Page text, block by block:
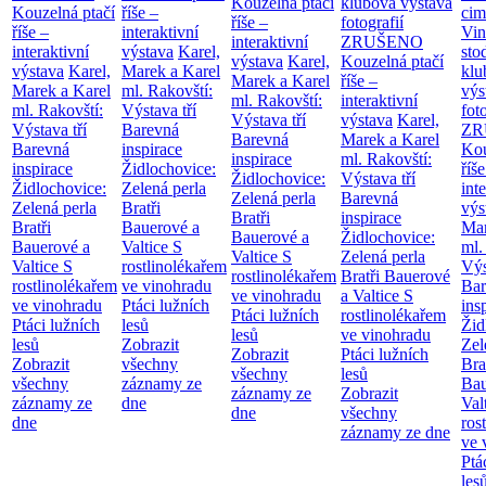
Kouzelná ptačí
říše –
interaktivní
výstava Karel,
Marek a Karel
ml. Rakovští:
Výstava tří
Barevná
inspirace
Židlochovice:
Zelená perla
Bratři
Bauerové a
Valtice S
rostlinolékařem
ve vinohradu
Ptáci lužních
lesů
Zobrazit
všechny
záznamy ze
dne
říše –
interaktivní
výstava Karel,
Marek a Karel
ml. Rakovští:
Výstava tří
Barevná
inspirace
Židlochovice:
Zelená perla
Bratři
Bauerové a
Valtice S
rostlinolékařem
ve vinohradu
Ptáci lužních
lesů
Zobrazit
všechny
záznamy ze
dne
říše –
interaktivní
výstava Karel,
Marek a Karel
ml. Rakovští:
Výstava tří
Barevná
inspirace
Židlochovice:
Zelená perla
Bratři
Bauerové a
Valtice S
rostlinolékařem
ve vinohradu
Ptáci lužních
lesů
Zobrazit
všechny
záznamy ze
dne
fotografií
ZRUŠENO
Kouzelná ptačí
říše –
interaktivní
výstava Karel,
Marek a Karel
ml. Rakovští:
Výstava tří
Barevná
inspirace
Židlochovice:
Zelená perla
Bratři Bauerové
a Valtice S
rostlinolékařem
ve vinohradu
Ptáci lužních
lesů
Zobrazit
všechny
záznamy ze dne
ml.
ve